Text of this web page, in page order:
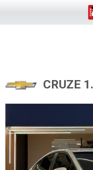
CRUZE